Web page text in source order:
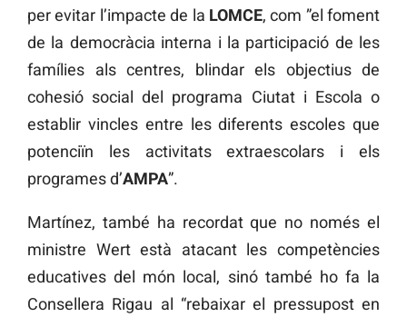
per evitar l’impacte de la LOMCE, com ”el foment
de la democràcia interna i la participació de les
famílies als centres, blindar els objectius de
cohesió social del programa Ciutat i Escola o
establir vincles entre les diferents escoles que
potenciïn les activitats extraescolars i els
programes d’AMPA”.
Martínez, també ha recordat que no només el
ministre Wert està atacant les competències
educatives del món local, sinó també ho fa la
Consellera Rigau al “rebaixar el pressupost en